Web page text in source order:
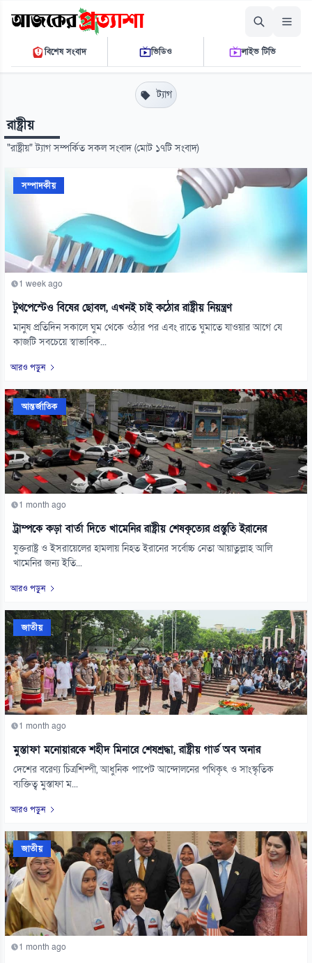
শনিবার, ০৮ আগস্ট ২০২৬
০২ ৫৩ ৩৯ পি.এম.THE DAILY AJKER PROTTASHA
বিশেষ সংবাদ ভিডিও লাইভ টিভি
ট্যাগ
রাষ্ট্রীয়
"রাষ্ট্রীয়" ট্যাগ সম্পর্কিত সকল সংবাদ (মোট ১৭টি সংবাদ)
সম্পাদকীয়
1 week ago
টুথপেস্টেও বিষের ছোবল, এখনই চাই কঠোর রাষ্ট্রীয় নিয়ন্ত্রণ
মানুষ প্রতিদিন সকালে ঘুম থেকে ওঠার পর এবং রাতে ঘুমাতে যাওয়ার আগে যে
কাজটি সবচেয়ে স্বাভাবিক...
আরও পড়ুন
আন্তর্জাতিক
1 month ago
ট্রাম্পকে কড়া বার্তা দিতে খামেনির রাষ্ট্রীয় শেষকৃত্যের প্রস্তুতি ইরানের
যুক্তরাষ্ট্র ও ইসরায়েলের হামলায় নিহত ইরানের সর্বোচ্চ নেতা আয়াতুল্লাহ আলি
খামেনির জন্য ইতি...
আরও পড়ুন
জাতীয়
1 month ago
মুস্তাফা মনোয়ারকে শহীদ মিনারে শেষশ্রদ্ধা, রাষ্ট্রীয় গার্ড অব অনার
দেশের বরেণ্য চিত্রশিল্পী, আধুনিক পাপেট আন্দোলনের পথিকৃৎ ও সাংস্কৃতিক
ব্যক্তিত্ব মুস্তাফা ম...
আরও পড়ুন
জাতীয়
1 month ago